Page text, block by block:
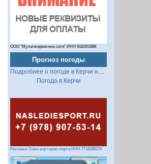
ООО "Мультисервисные сети" ИНН 9111001888
Прогноз погоды
Подробнее о погоде в Керчи на 2 недели
Погода в Керчи
Реклама: Союз мастеров спорта ИНН 7718289279